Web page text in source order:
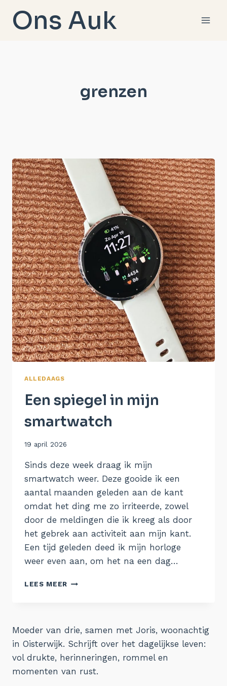
naarOns Auk
grenzen
ALLEDAAGS
Een spiegel in mijn
smartwatch
Door
19 april 2026
Sinds deze week draag ik mijn
smartwatch weer. Deze gooide ik een
aantal maanden geleden aan de kant
omdat het ding me zo irriteerde, zowel
door de meldingen die ik kreeg als door
het gebrek aan activiteit aan mijn kant.
Een tijd geleden deed ik mijn horloge
weer even aan, om het na een dag…
LEES MEER EEN
Moeder van drie, samen met Joris, woonachtig
in Oisterwijk. Schrijft over het dagelijkse leven:
vol drukte, herinneringen, rommel en
momenten van rust.